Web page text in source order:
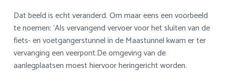
Dat beeld is echt veranderd. Om maar eens een voorbeeld
te noemen: ‘Als vervangend vervoer voor het sluiten van de
fiets- en voetgangerstunnel in de Maastunnel kwam er ter
vervanging een veerpont.De omgeving van de
aanlegplaatsen moest hiervoor heringericht worden.